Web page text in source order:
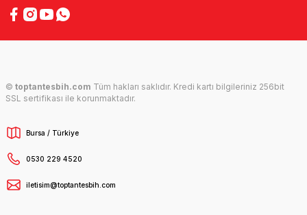
© toptantesbih.com Tüm hakları saklıdır. Kredi kartı bilgileriniz 256bit
SSL sertifikası ile korunmaktadır.
Bursa / Türkiye
0530 229 4520
iletisim@toptantesbih.com